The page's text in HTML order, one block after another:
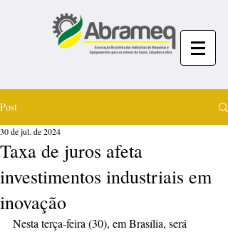
Post
Taxa de juros afeta
investimentos industriais em
inovação
30 de jul. de 2024
Nesta terça-feira (30), em Brasília, será